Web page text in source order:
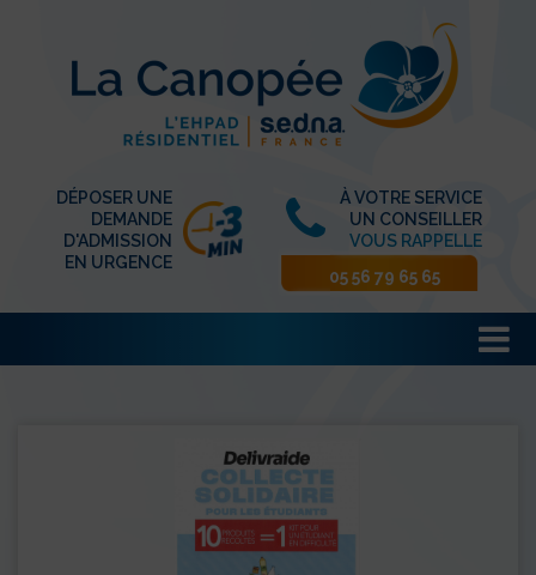
DÉPOSER UNE
DEMANDE
D'ADMISSION
EN URGENCE
À VOTRE SERVICE
UN CONSEILLER
VOUS RAPPELLE
05 56 79 65 65